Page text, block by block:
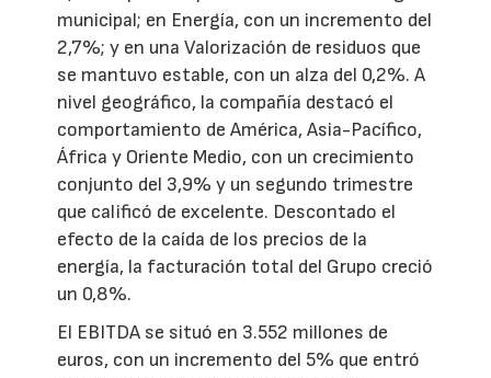
municipal; en Energía, con un incremento del
2,7%; y en una Valorización de residuos que
se mantuvo estable, con un alza del 0,2%. A
nivel geográfico, la compañía destacó el
comportamiento de América, Asia-Pacífico,
África y Oriente Medio, con un crecimiento
conjunto del 3,9% y un segundo trimestre
que calificó de excelente. Descontado el
efecto de la caída de los precios de la
energía, la facturación total del Grupo creció
un 0,8%.
El EBITDA se situó en 3.552 millones de
euros, con un incremento del 5% que entró